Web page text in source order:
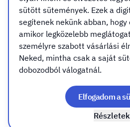
méghozzá UV-gél nyomtatással,
nyomatokhoz képest
eredményt ad és nem fakulnak
felület sima, fényes és rendkívül
karcolásnak, a párának és az UV-
mágneses rögzítés miatt. Később
akril kép is rakható bele.
Ez a kis méretű, mégis karakteres
sütött sütemények. Ezek a
segítenek nekünk abban, hogy
amikor legközelebb
személyre szabott vásárlási
Neked, mintha csak a saját
dobozodból válogatnál.
Részletek
Elfogadom a